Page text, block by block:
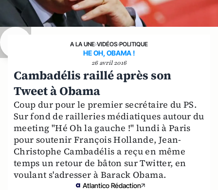
A LA UNE›VIDÉOS›POLITIQUE
HE OH, OBAMA !
26 avril 2016
Cambadélis raillé après son
Tweet à Obama
Coup dur pour le premier secrétaire du PS.
Sur fond de railleries médiatiques autour du
meeting "Hé Oh la gauche !" lundi à Paris
pour soutenir François Hollande, Jean-
Christophe Cambadélis a reçu en même
temps un retour de bâton sur Twitter, en
voulant s'adresser à Barack Obama.
Atlantico Rédaction